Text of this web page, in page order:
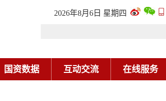
2026年8月6日 星期四
国资数据 互动交流 在线服务